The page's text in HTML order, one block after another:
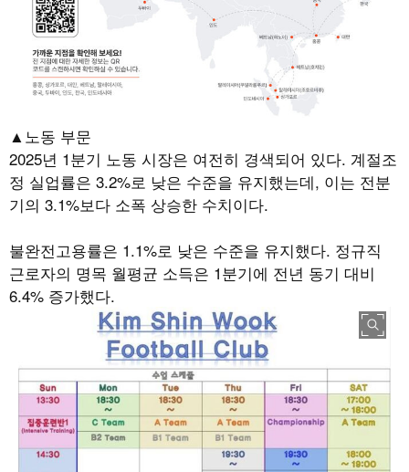
▲노동 부문
2025년 1분기 노동 시장은 여전히 경색되어 있다. 계절조
정 실업률은 3.2%로 낮은 수준을 유지했는데, 이는 전분
기의 3.1%보다 소폭 상승한 수치이다.
불완전고용률은 1.1%로 낮은 수준을 유지했다. 정규직
근로자의 명목 월평균 소득은 1분기에 전년 동기 대비
6.4% 증가했다.